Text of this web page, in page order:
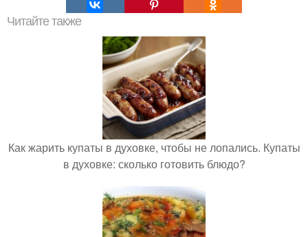
Читайте также
Как жарить купаты в духовке, чтобы не лопались. Купаты
в духовке: сколько готовить блюдо?